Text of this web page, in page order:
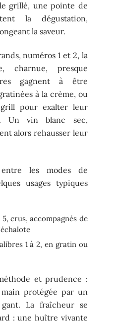
grillé, une pointe de
la dégustation,
la saveur.
numéros 1 et 2, la
charnue, presque
gagnent à être
à la crème, ou
grill pour exalter leur
Un vin blanc sec,
alors rehausser leur
les modes de
usages typiques
crus, accompagnés de
1 à 2, en gratin ou
et prudence :
protégée par un
La fraîcheur se
: une huître vivante